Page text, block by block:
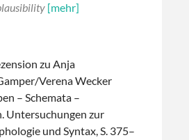
[mehr]
zu Anja
Verena Wecker
– Schemata –
Untersuchungen zur
und Syntax, S. 375–